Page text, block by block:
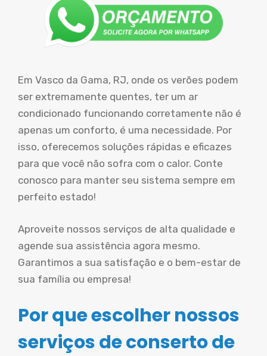
Em Vasco da Gama, RJ, onde os verões podem
ser extremamente quentes, ter um ar
condicionado funcionando corretamente não é
apenas um conforto, é uma necessidade. Por
isso, oferecemos soluções rápidas e eficazes
para que você não sofra com o calor. Conte
conosco para manter seu sistema sempre em
perfeito estado!
Aproveite nossos serviços de alta qualidade e
agende sua assistência agora mesmo.
Garantimos a sua satisfação e o bem-estar de
sua família ou empresa!
Por que escolher nossos
serviços de conserto de